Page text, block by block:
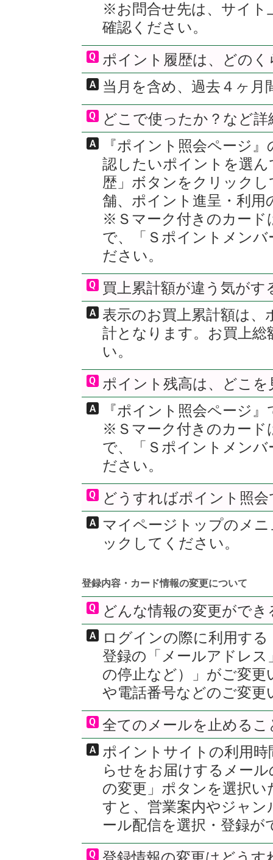
※お問合せ先は、サイト
確認ください。
ポイント履歴は、どの
当月を含め、過去４ヶ
どこで使ったか？など
『ポイント照会ページ
認したいポイントを選
歴」ボタンをクリック
舗、ポイント進呈・利
※Ｓマーク付きのカード
で、「Ｓポイントメン
ださい。
買上累計額が違う気がす
表示のお買上累計額は
計となります。お買上
い。
ポイント残高は、どこ
『ポイント照会ページ
※Ｓマーク付きのカード
で、「Ｓポイントメン
ださい。
どうすればポイント照
マイページトップのメ
ックしてください。
登録内容・カード情報の変更について
どんな情報の変更がで
ログインの際に利用す
登録の「メールアドレ
の停止など）」がご変
や電話番号などのご変
全てのメールを止める
ポイントサイトの利用
らせをお届けするメー
の変更」ポタンを選択
すと、営業案内やジャ
ール配信を選択・登録が